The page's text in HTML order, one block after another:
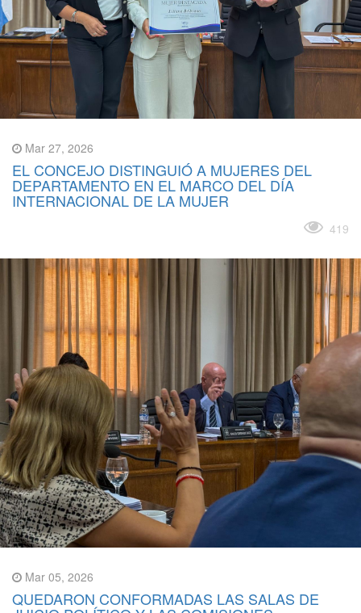
Mar 27, 2026
EL CONCEJO DISTINGUIÓ A MUJERES DEL
DEPARTAMENTO EN EL MARCO DEL DÍA
INTERNACIONAL DE LA MUJER
419
Mar 05, 2026
QUEDARON CONFORMADAS LAS SALAS DE